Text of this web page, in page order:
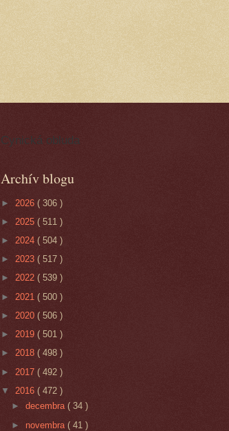
Cynická obluda
Archív blogu
► 2026 ( 306 )
► 2025 ( 511 )
► 2024 ( 504 )
► 2023 ( 517 )
► 2022 ( 539 )
► 2021 ( 500 )
► 2020 ( 506 )
► 2019 ( 501 )
► 2018 ( 498 )
► 2017 ( 492 )
▼ 2016 ( 472 )
►decembra( 34 )
► novembra( 41 )